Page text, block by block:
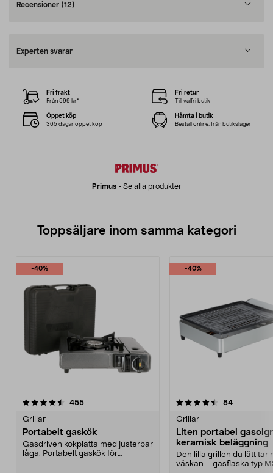
Recensioner (12)
Experten svarar
Primus- Se alla produkter
Fri frakt
Från 599 kr*
Fri retur
Till valfri butik
Öppet köp
365 dagar öppet köp
Hämta i butik
Beställ online, från butikslager
Toppsäljare inom samma kategori
-40%
455recensioner
Grillar
Portabelt gaskök
Gasdriven kokplatta med justerbar
låga. Portabelt gaskök för
-40%
4.5 av 5 stjärnor 84recensioner
Grillar
Liten portabel
keramisk beläggning
Den lilla grillen du lätt tar
väskan – gasflaska typ
4.5 av 5 stjärnor